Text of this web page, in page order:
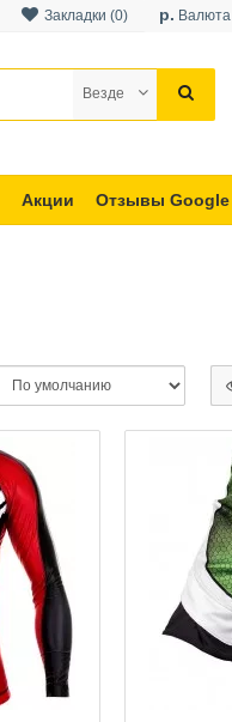
р. Валюта
Закладки (0)
Везде
Акции Отзывы Google